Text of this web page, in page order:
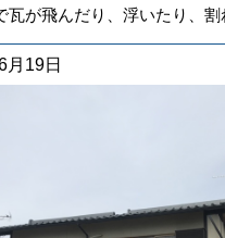
瓦が飛んだり、浮いたり、
月19日